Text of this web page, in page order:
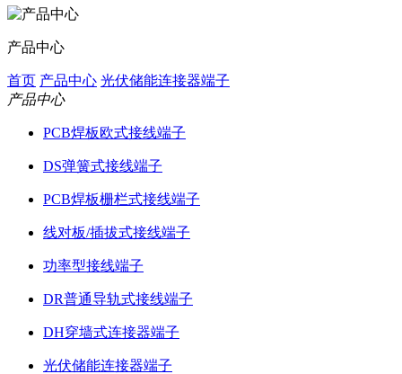
产品中心
首页 产品中心 光伏储能连接器端子
产品中心
PCB焊板欧式接线端子
DS弹簧式接线端子
PCB焊板栅栏式接线端子
线对板/插拔式接线端子
功率型接线端子
DR普通导轨式接线端子
DH穿墙式连接器端子
光伏储能连接器端子